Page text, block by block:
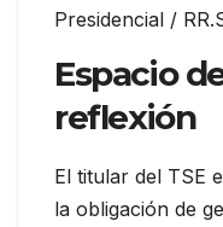
Presidencial /
Espacio
reflexión
El titular del TSE
la obligación de